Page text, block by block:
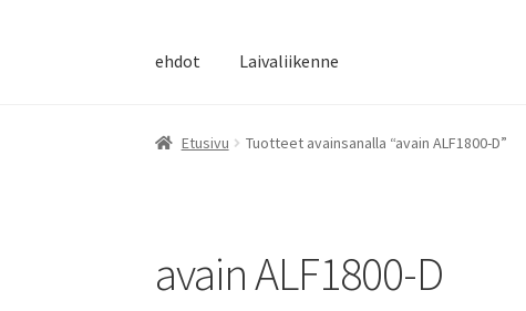
ehdot Laivaliikenne
Etusivu Tuotteet avainsanalla “avain ALF1800-D”
avain ALF1800-D